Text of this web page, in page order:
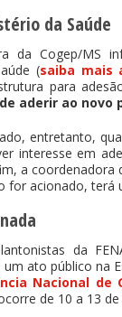
da Saúde
da Cogep/MS
(saiba mais
para
aderir ao
entretanto,
interesse em
a
for acionado, terá
da
um ato público na
Nacional de
de 10 a 13